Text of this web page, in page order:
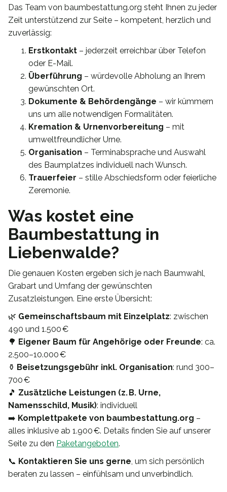
Das Team von baumbestattung.org steht Ihnen zu jeder
Zeit unterstützend zur Seite – kompetent, herzlich und
zuverlässig:
Erstkontakt – jederzeit erreichbar über Telefon
oder E-Mail.
Überführung – würdevolle Abholung an Ihrem
gewünschten Ort.
Dokumente & Behördengänge – wir kümmern
uns um alle notwendigen Formalitäten.
Kremation & Urnenvorbereitung – mit
umweltfreundlicher Urne.
Organisation – Terminabsprache und Auswahl
des Baumplatzes individuell nach Wunsch.
Trauerfeier – stille Abschiedsform oder feierliche
Zeremonie.
Was kostet eine
Baumbestattung in
Liebenwalde?
Die genauen Kosten ergeben sich je nach Baumwahl,
Grabart und Umfang der gewünschten
Zusatzleistungen. Eine erste Übersicht:
🌿 Gemeinschaftsbaum mit Einzelplatz: zwischen
490 und 1.500 €
🌳 Eigener Baum für Angehörige oder Freunde: ca.
2.500–10.000 €
⚱️ Beisetzungsgebühr inkl. Organisation: rund 300–
700 €
🎵 Zusätzliche Leistungen (z. B. Urne,
Namensschild, Musik): individuell
➡️ Komplettpakete von baumbestattung.org –
alles inklusive ab 1.900 €. Details finden Sie auf unserer
Seite zu den Paketangeboten.
📞 Kontaktieren Sie uns gerne, um sich persönlich
beraten zu lassen – einfühlsam und unverbindlich.